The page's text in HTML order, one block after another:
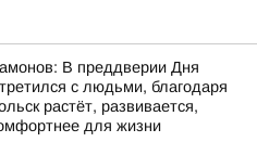
В преддверии Дня
с людьми, благодаря
растёт, развивается,
для жизни